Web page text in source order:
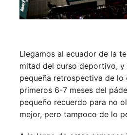
Llegamos al ecuador de la
mitad del curso deportivo, y
pequeña retrospectiva de lo
primeros 6-7 meses del
pequeño recuerdo para no
mejor, pero tampoco de lo